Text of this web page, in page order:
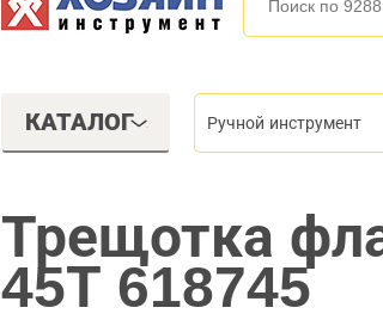
КАТАЛОГ Ручной инструмент
Трещотка
45Т 618745